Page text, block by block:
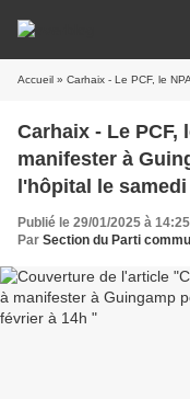
Accueil » Carhaix - Le PCF, le NPA et la CGT
Carhaix - Le PCF,
manifester à
l'hôpital le
Publié le 29/01/2025 à 14:25
Par Section du Parti